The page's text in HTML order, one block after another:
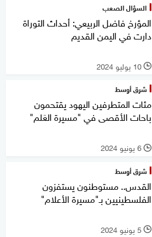
السؤال الصعب
المؤرخ فاضل الربيعي: أحداث التوراة
دارت في اليمن القديم
l 10 يوليو 2024
شرق أوسط
مئات المتطرفين اليهود يقتحمون
باحات الأقصى في "مسيرة العَلم"
l 6 يونيو 2024
شرق أوسط
القدس.. مستوطنون يستفزون
الفلسطينيين بـ"مسيرة الأعلام"
l 5 يونيو 2024